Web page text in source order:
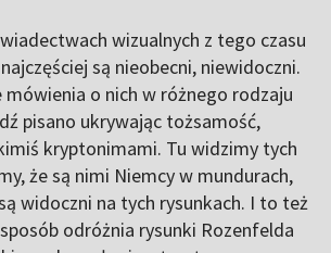
wizualnych z tego czasu
są nieobecni, niewidoczni.
mówienia o nich w różnego rodzaju
pisano ukrywając tożsamość,
kryptonimami. Tu widzimy tych
że są nimi Niemcy w mundurach,
widoczni na tych rysunkach. I to też
odróżnia rysunki Rozenfelda